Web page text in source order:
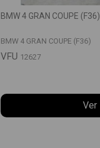
BMW 4 GRAN COUPE (F36)
BMW 4 GRAN COUPE (F36)
VFU 12627
Ver